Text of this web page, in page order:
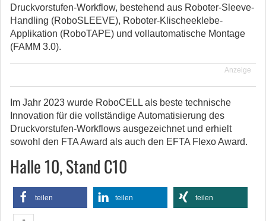
Druckvorstufen-Workflow, bestehend aus Roboter-Sleeve-
Handling (RoboSLEEVE), Roboter-Klischeeklebe-
Applikation (RoboTAPE) und vollautomatische Montage
(FAMM 3.0).
Anzeige
Im Jahr 2023 wurde RoboCELL als beste technische
Innovation für die vollständige Automatisierung des
Druckvorstufen-Workflows ausgezeichnet und erhielt
sowohl den FTA Award als auch den EFTA Flexo Award.
Halle 10, Stand C10
teilen teilen teilen